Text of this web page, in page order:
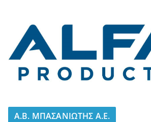
A.B. ΜΠΑΣΑΝΙΩΤΗΣ Α.Ε.